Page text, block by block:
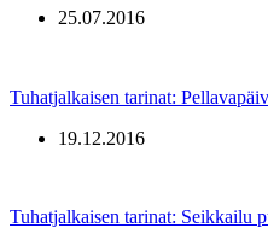
25.07.2016
Tuhatjalkaisen tarinat:
19.12.2016
Tuhatjalkaisen tarinat: Seikkailu